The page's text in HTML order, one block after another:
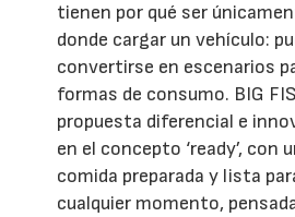
tienen por qué ser
donde cargar un vehículo:
convertirse en escenarios
formas de consumo. BIG
propuesta diferencial e
en el concepto ‘ready’, con
comida preparada y lista
cualquier momento,